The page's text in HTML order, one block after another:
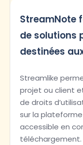
StreamNote
de solutions
destinées
Streamlike
projet ou client
de droits
sur la
accessible en
téléchargement.